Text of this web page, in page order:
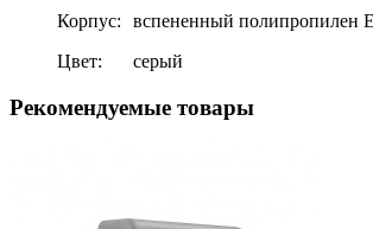
Корпус:
вспененный полипропилен
Цвет:
серый
Рекомендуемые товары